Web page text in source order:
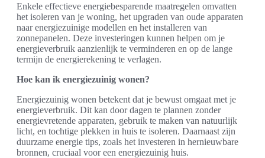
Enkele effectieve energiebesparende maatregelen omvatten
het isoleren van je woning, het upgraden van oude apparaten
naar energiezuinige modellen en het installeren van
zonnepanelen. Deze investeringen kunnen helpen om je
energieverbruik aanzienlijk te verminderen en op de lange
termijn de energierekening te verlagen.
Hoe kan ik energiezuinig wonen?
Energiezuinig wonen betekent dat je bewust omgaat met je
energieverbruik. Dit kan door dagen te plannen zonder
energievretende apparaten, gebruik te maken van natuurlijk
licht, en tochtige plekken in huis te isoleren. Daarnaast zijn
duurzame energie tips, zoals het investeren in hernieuwbare
bronnen, cruciaal voor een energiezuinig huis.